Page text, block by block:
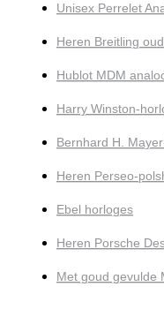
Unisex Perrelet
Heren Breitling
Hublot MDM
Harry Winston-
Bernhard H.
Heren Perseo-
Ebel horloges
Heren Porsche
Met goud gevulde